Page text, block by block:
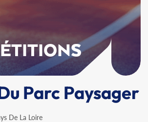
Parc Paysager
De La Loire